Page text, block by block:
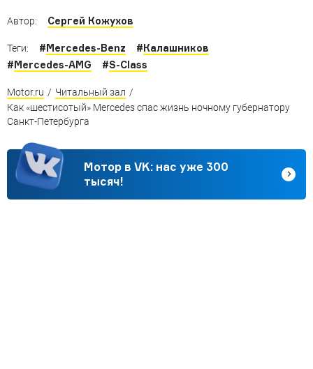
Автор: Сергей Кожухов
Теги: #Mercedes-Benz #Калашников
#Mercedes-AMG #S-Class
Motor.ru / Читальный зал /
Как «шестисотый» Mercedes спас жизнь ночному губернатору
Санкт-Петербурга
Мотор в VK: нас уже 300
тысяч!